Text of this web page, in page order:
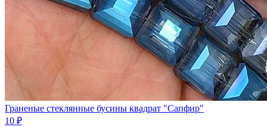
Граненые стеклянные бусины квадрат "Сапфир"
10 ₽